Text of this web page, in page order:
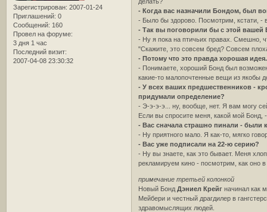
Зарегистрирован: 2007-01-24
Приглашений: 0
Сообщений: 160
Провел на форуме:
3 дня 1 час
Последний визит:
2007-04-08 23:30:32
- Когда вас назначили Бондом, был
- Было бы здорово. Посмотрим, кстати, -
- Так вы поговорили бы с этой вашей
- Ну я пока на птичьих правах. Смешно,
"Скажите, это совсем бред? Совсем
- Потому что это правда хорошая
- Понимаете, хороший Бонд был
какие-то малопочтенные вещи из якобы
- У всех ваших предшественников -
придумали определение?
- Э-э-э-э... ну, вообще, нет. Я вам могу
Если вы спросите меня, какой мой
- Вас сначала страшно пинали - были
- Ну приятного мало. Я как-то, мягко
- Вас уже подписали на 22-ю серию?
- Ну вы знаете, как это бывает. Меня
рекламируем кино - посмотрим, как оно в
примечание третьей колонкой
Новый БондДэниел Крейг начинал как
Мейбери и честный драгдилер в
здравомыслящих людей.